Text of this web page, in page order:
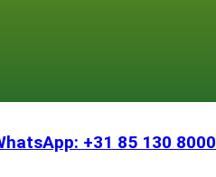
+31 85 130 8000